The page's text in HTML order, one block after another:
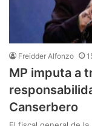
Freidder Alfonzo
MP imputa a
Canserbero